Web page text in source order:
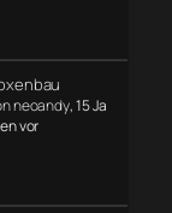
neoandy, 15 Ja
vor